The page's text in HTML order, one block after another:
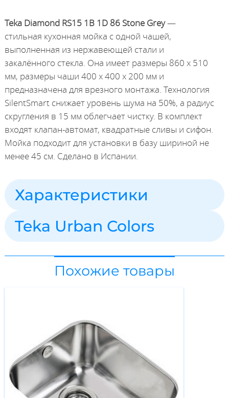
Teka Diamond RS15 1B 1D 86 Stone Grey—
стильная кухонная мойка с одной чашей,
выполненная из нержавеющей стали и
закалённого стекла. Она имеет размеры 860 x 510
мм, размеры чаши 400 x 400 x 200 мм и
предназначена для врезного монтажа. Технология
SilentSmart снижает уровень шума на 50%, а радиус
скругления в 15 мм облегчает чистку. В комплект
входят клапан-автомат, квадратные сливы и сифон.
Мойка подходит для установки в базу шириной не
менее 45 см. Сделано в Испании.
Характеристики
Teka Urban Colors
Похожие товары